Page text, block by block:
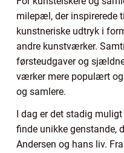
milepæl, der inspirerede
kunstneriske udtryk i
andre kunstværker.
førsteudgaver og
værker mere populært
og samlere.
I dag er det stadig
finde unikke genstande,
Andersen og hans liv.